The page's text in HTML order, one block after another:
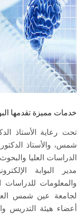
خدمات مميزة تقدمها
تحت رعاية الأستاذ
شمس، والأستاذ
الدراسات العليا
مدير البوابة
والمعلومات للدراسات
لجامعة عين شمس
أعضاء هيئة التدريس